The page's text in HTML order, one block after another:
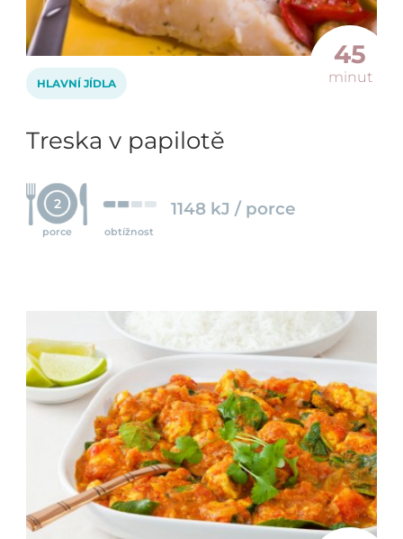
45
minut
HLAVNÍ JÍDLA
Treska v papilotě
2
porce obtížnost
1148 kJ / porce